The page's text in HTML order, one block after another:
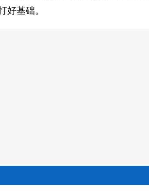
好基础。